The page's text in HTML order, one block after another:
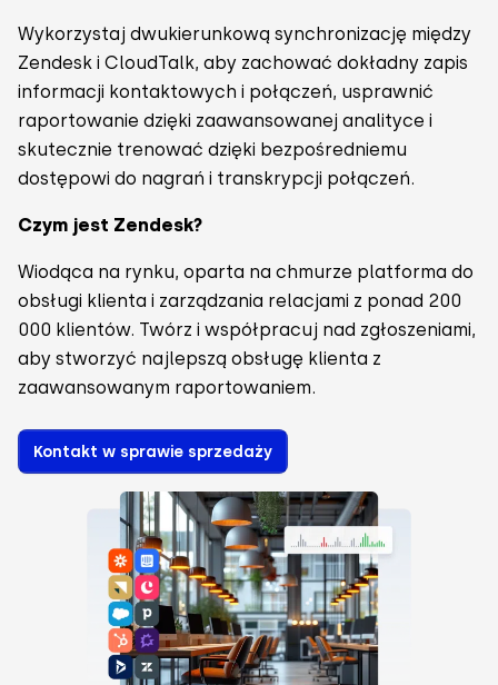
Wykorzystaj dwukierunkową synchronizację między
Zendesk i CloudTalk, aby zachować dokładny zapis
informacji kontaktowych i połączeń, usprawnić
raportowanie dzięki zaawansowanej analityce i
skutecznie trenować dzięki bezpośredniemu
dostępowi do nagrań i transkrypcji połączeń.
Czym jest Zendesk?
Wiodąca na rynku, oparta na chmurze platforma do
obsługi klienta i zarządzania relacjami z ponad 200
000 klientów. Twórz i współpracuj nad zgłoszeniami,
aby stworzyć najlepszą obsługę klienta z
zaawansowanym raportowaniem.
Kontakt w sprawie sprzedaży